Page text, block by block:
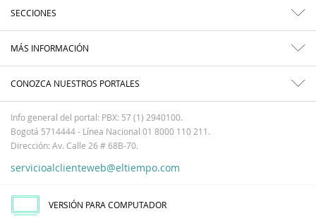
SECCIONES
MÁS INFORMACIÓN
CONOZCA NUESTROS PORTALES
Info general del portal: PBX: 57 (1) 2940100.
Bogotá 5714444 - Línea Nacional 01 8000 110 211.
Dirección: Av. Calle 26 # 68B-70.
servicioalclienteweb@eltiempo.com
VERSIÓN PARA COMPUTADOR